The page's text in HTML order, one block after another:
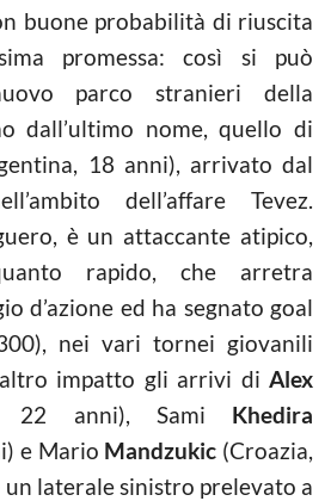
buone probabilità di riuscita
promessa: così si può
parco stranieri della
dall’ultimo nome, quello di
18 anni), arrivato dal
dell’affare Tevez.
è un attaccante atipico,
rapido, che arretra
d’azione ed ha segnato goal
nei vari tornei giovanili
impatto gli arrivi di Alex
22 anni), Sami Khedira
e Mario Mandzukic (Croazia,
laterale sinistro prelevato a